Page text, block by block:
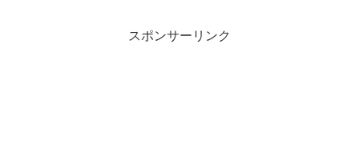
スポンサーリンク